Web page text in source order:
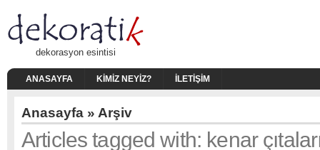
dekorasyon esintisi
ANASAYFA KIMIZ NEYIZ? İLETIŞIM
Anasayfa » Arşiv
Articles tagged with: kenar